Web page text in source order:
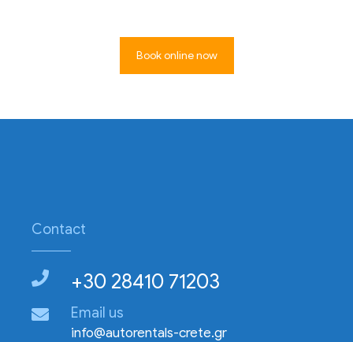
Book online now
Contact
+30 28410 71203
Email us
info@autorentals-crete.gr